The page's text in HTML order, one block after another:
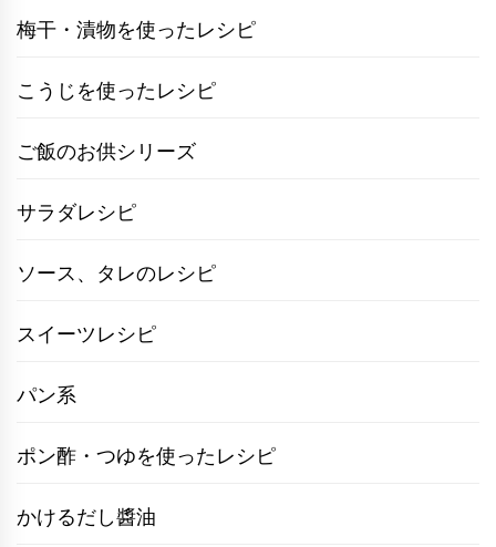
梅干・漬物を使ったレシピ
こうじを使ったレシピ
ご飯のお供シリーズ
サラダレシピ
ソース、タレのレシピ
スイーツレシピ
パン系
ポン酢・つゆを使ったレシピ
かけるだし醬油